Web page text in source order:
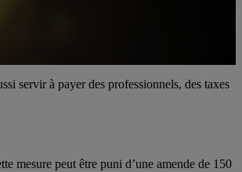
servir à payer des professionnels, des taxes
mesure peut être puni d’une amende de 150